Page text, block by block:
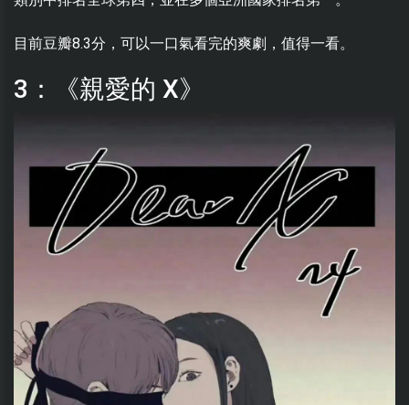
目前豆瓣8.3分，可以一口氣看完的爽劇，值得一看。
3：《親愛的 X》